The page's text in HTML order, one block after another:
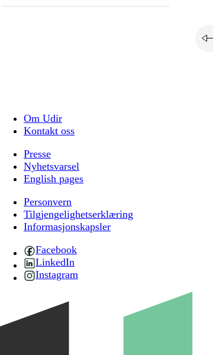
Om Udir
Kontakt oss
Presse
Nyhetsvarsel
English pages
Personvern
Tilgjengelighetserklæring
Informasjonskapsler
Facebook
LinkedIn
Instagram